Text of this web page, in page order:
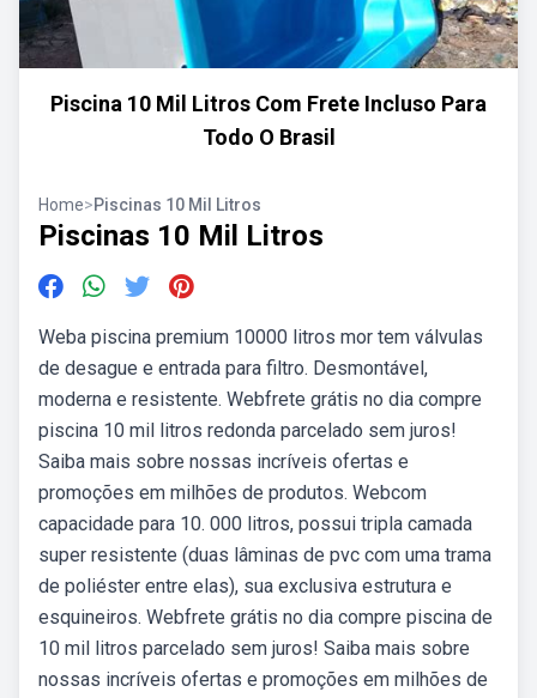
Piscina 10 Mil Litros Com Frete Incluso Para
Todo O Brasil
Home>Piscinas 10 Mil Litros
Piscinas 10 Mil Litros
Weba piscina premium 10000 litros mor tem válvulas
de desague e entrada para filtro. Desmontável,
moderna e resistente. Webfrete grátis no dia compre
piscina 10 mil litros redonda parcelado sem juros!
Saiba mais sobre nossas incríveis ofertas e
promoções em milhões de produtos. Webcom
capacidade para 10. 000 litros, possui tripla camada
super resistente (duas lâminas de pvc com uma trama
de poliéster entre elas), sua exclusiva estrutura e
esquineiros. Webfrete grátis no dia compre piscina de
10 mil litros parcelado sem juros! Saiba mais sobre
nossas incríveis ofertas e promoções em milhões de